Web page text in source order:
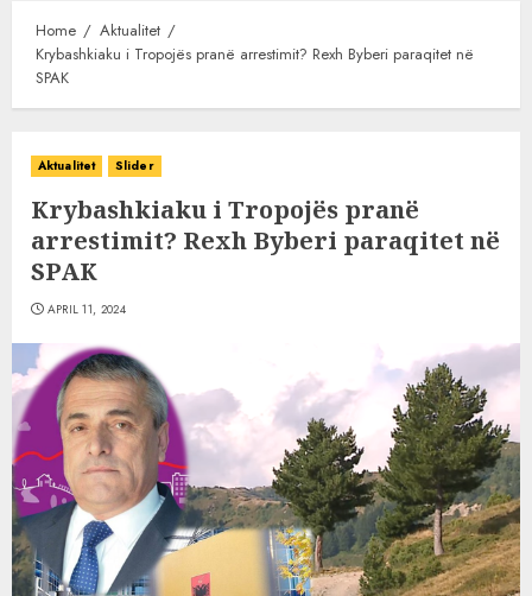
Home
Aktualitet
Krybashkiaku i Tropojës pranë arrestimit? Rexh Byberi paraqitet në
SPAK
Aktualitet Slider
Krybashkiaku i Tropojës pranë
arrestimit? Rexh Byberi paraqitet në
SPAK
APRIL 11, 2024